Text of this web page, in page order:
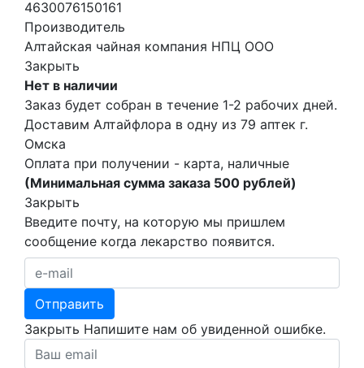
4630076150161
Производитель
Алтайская чайная компания НПЦ ООО
Закрыть
Нет в наличии
Заказ будет собран в течение 1-2 рабочих дней.
Доставим Алтайфлора в одну из 79 аптек г.
Омска
Оплата при получении - карта, наличные
(Минимальная сумма заказа 500 рублей)
Закрыть
Введите почту, на которую мы пришлем
сообщение когда лекарство появится.
Закрыть Напишите нам об увиденной ошибке.